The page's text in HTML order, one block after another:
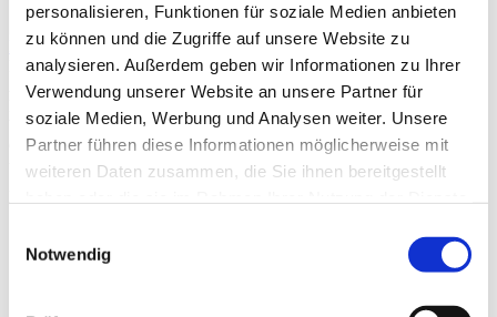
personalisieren, Funktionen für soziale Medien anbieten
zu können und die Zugriffe auf unsere Website zu
analysieren. Außerdem geben wir Informationen zu Ihrer
Verwendung unserer Website an unsere Partner für
soziale Medien, Werbung und Analysen weiter. Unsere
Partner führen diese Informationen möglicherweise mit
weiteren Daten zusammen, die Sie ihnen bereitgestellt
Notwendig
In den Warenkorb Danke!
Bewertung
Kordes Blumenerde mit Dünger - Angebot
Artikelbeschreibung
Kordes Blumenerde 40 l mit Dünger. Kultursubstrat hergestellt unter
Verwendung von Hochmoortorf und pflanzlichen Stoffen aus dem
Garten-Landschaftsbau pflanzlichen Stoffen aus der Forstwirtschaft
und NPK-Dünger.
Zusatzinformationen
H8 ), pflanzlichen Stoffe aus dem Garten-
Landschaftsbau ( Grün-Schnittkompost ),pflanzlichen